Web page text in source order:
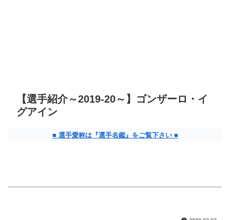
【選手紹介～2019-20～】ゴンザーロ・イ
グアイン
■ 選手愛称は『選手名鑑』をご覧下さい ■